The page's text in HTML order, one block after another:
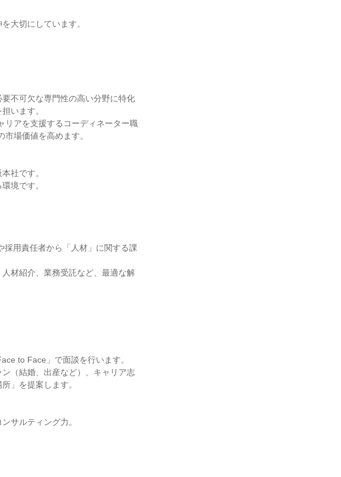
大切にしています。
不可欠な専門性の高い分野に特化
います。
リアを支援するコーディネーター職
場価値を高めます。
社です。
境です。
用責任者から「人材」に関する課
材紹介、業務受託など、最適な解
to Face」で面談を行います。
（結婚、出産など）、キャリア志
」を提案します。
サルティング力。